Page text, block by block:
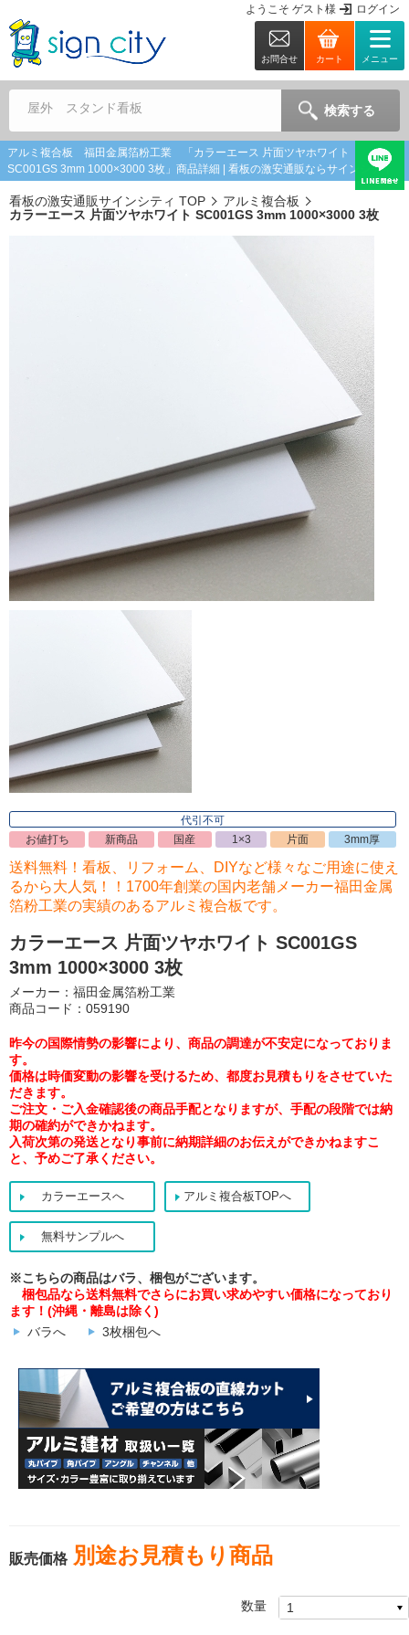
ようこそ ゲスト 様 ログイン
お問合せ カート メニュー
屋外 スタンド看板 検索する
アルミ複合板 福田金属箔粉工業 「カラーエース 片面ツヤホワイト
SC001GS 3mm 1000×3000 3枚」商品詳細 | 看板の激安通販ならサインシティ
看板の激安通販サインシティ TOP
アルミ複合板
カラーエース 片面ツヤホワイト SC001GS 3mm 1000×3000 3枚
代引不可
お値打ち
新商品 国産 1×3 片面 3mm厚
送料無料！看板、リフォーム、DIYなど様々なご用途に使え
るから大人気！！1700年創業の国内老舗メーカー福田金属
箔粉工業の実績のあるアルミ複合板です。
カラーエース 片面ツヤホワイト SC001GS
3mm 1000×3000 3枚
メーカー：福田金属箔粉工業
商品コード：059190
昨今の国際情勢の影響により、商品の調達が不安定になっておりま
す。
価格は時価変動の影響を受けるため、都度お見積もりをさせていた
だきます。
ご注文・ご入金確認後の商品手配となりますが、手配の段階では納
期の確約ができかねます。
入荷次第の発送となり事前に納期詳細のお伝えができかねますこ
と、予めご了承ください。
カラーエースへ アルミ複合板TOPへ
無料サンプルへ
※こちらの商品はバラ、梱包がございます。
梱包品なら送料無料でさらにお買い求めやすい価格になっており
ます！(沖縄・離島は除く)
バラへ
3枚梱包へ
販売価格 別途お見積もり商品
数量